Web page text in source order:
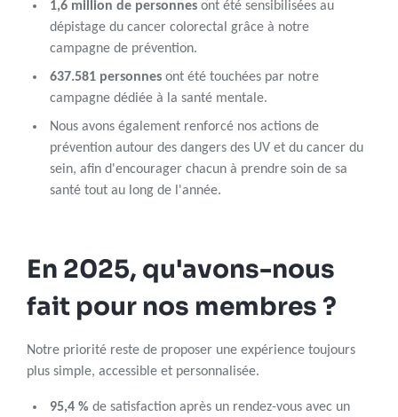
1,6 million de personnes ont été sensibilisées au
dépistage du cancer colorectal grâce à notre
campagne de prévention.
637.581 personnes ont été touchées par notre
campagne dédiée à la santé mentale.
Nous avons également renforcé nos actions de
prévention autour des dangers des UV et du cancer du
sein, afin d'encourager chacun à prendre soin de sa
santé tout au long de l'année.
En 2025, qu'avons-nous
fait pour nos membres ?
Notre priorité reste de proposer une expérience toujours
plus simple, accessible et personnalisée.
95,4 % de satisfaction après un rendez-vous avec un